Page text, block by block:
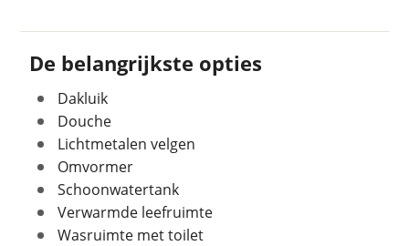
Wandsoort
Glad
Geschiedenis
Voertuig heeft
schadeverleden
Voormalig verhuurvoertuig
De belangrijkste opties
Dakluik
Douche
Lichtmetalen velgen
Omvormer
Schoonwatertank
Verwarmde leefruimte
Wasruimte met toilet
Ontvang gratis jouw
inruilwaarde!
Kampeercentrum Mechielsen V.O.F.
snel contact met je op om jouw inruilwaarde te
bepalen.
Jouw kampeervoertuig
Kies je voertuig:
Camper